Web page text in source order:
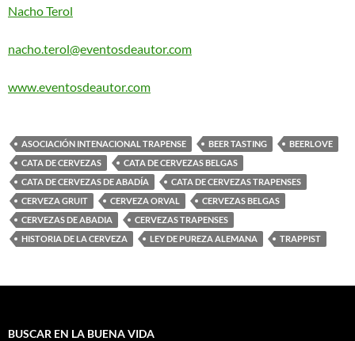
Nacho Terol
nacho.terol@eventosdeautor.com
www.eventosdeautor.com
ASOCIACIÓN INTENACIONAL TRAPENSE BEER TASTING
BEERLOVE
CATA DE CERVEZAS
CATA DE CERVEZAS BELGAS
CATA DE CERVEZAS DE ABADÍA
CATA DE CERVEZAS TRAPENSES
CERVEZA GRUIT
CERVEZA ORVAL
CERVEZAS BELGAS
CERVEZAS DE ABADIA
CERVEZAS TRAPENSES
HISTORIA DE LA CERVEZA
LEY DE PUREZA ALEMANA TRAPPIST
BUSCAR EN LA BUENA VIDA